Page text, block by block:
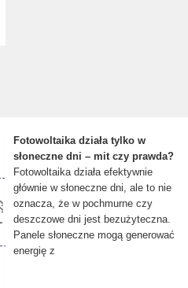
Fotowoltaika działa tylko w
słoneczne dni – mit czy prawda?
Fotowoltaika działa efektywnie
głównie w słoneczne dni, ale to nie
oznacza, że w pochmurne czy
deszczowe dni jest bezużyteczna.
Panele słoneczne mogą generować
energię z